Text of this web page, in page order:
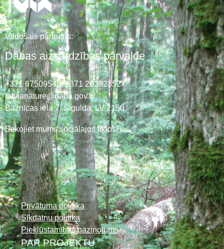
Vadošais partneris:
Dabas aizsardzības pārvalde
+371 67509545,+371 26392352
latvianature@daba.gov.lv
Baznīcas iela 7, Sigulda, LV-2150
Sekojiet mums sociālajos tīklos!
Privātuma politika
Sīkdatņu politika
Piekļūstamības paziņojums
PAR PROJEKTU